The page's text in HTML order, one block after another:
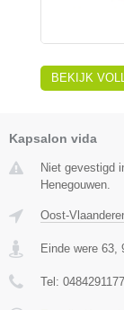
BEKIJK
Kapsalon vida
Niet gevestigd
Henegouwen.
Oost-
Einde were 63,
Tel: 0484291177